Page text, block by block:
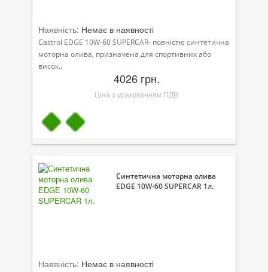
Наявність: Немає в наявності
Castrol EDGE 10W-60 SUPERCAR- повністю синтетична
моторна олива, призначена для спортивних або
висок..
4026 грн.
Ціна з урахуванням ПДВ
Синтетична моторна олива
EDGE 10W-60 SUPERCAR 1л.
Наявність: Немає в наявності